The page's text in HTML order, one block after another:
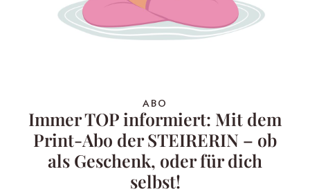
ABO
Immer TOP informiert: Mit dem
Print-Abo der STEIRERIN – ob
als Geschenk, oder für dich
selbst!